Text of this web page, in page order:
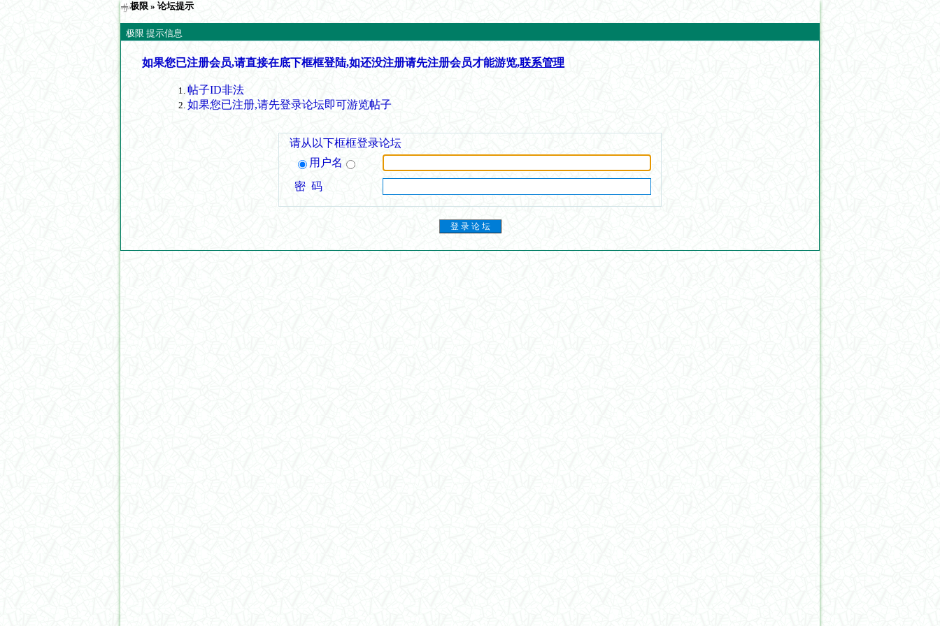
极限 » 论坛提示
极限 提示信息
如果您已注册会员,请直接在底下框框登陆,如还没注册请先注册会员才能游览,联系管理
帖子ID非法
如果您已注册,请先登录论坛即可游览帖子
请从以下框框登录论坛
用户名
密 码